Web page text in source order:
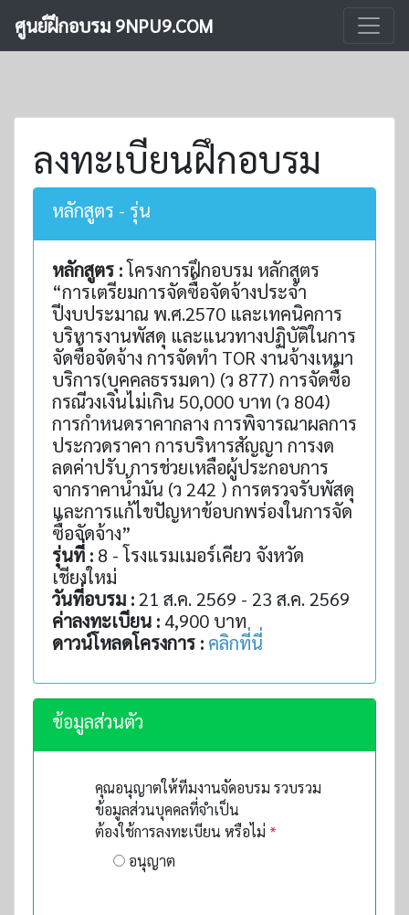
ศูนย์ฝึกอบรม 9NPU9.COM
ลงทะเบียนฝึกอบรม
หลักสูตร - รุ่น
หลักสูตร :โครงการฝึกอบรม หลักสูตร
“การเตรียมการจัดซื้อจัดจ้างประจำ
ปีงบประมาณ พ.ศ.2570 และเทคนิคการ
บริหารงานพัสดุ และแนวทางปฏิบัติในการ
จัดซื้อจัดจ้าง การจัดทำ TOR งานจ้างเหมา
บริการ(บุคคลธรรมดา) (ว 877) การจัดซื้อ
กรณีวงเงินไม่เกิน 50,000 บาท (ว 804)
การกำหนดราคากลาง การพิจารณาผลการ
ประกวดราคา การบริหารสัญญา การงด
ลดค่าปรับ การช่วยเหลือผู้ประกอบการ
จากราคาน้ำมัน (ว 242 ) การตรวจรับพัสดุ
และการแก้ไขปัญหาข้อบกพร่องในการจัด
ซื้อจัดจ้าง”
รุ่นที่ : 8 - โรงแรมเมอร์เคียว จังหวัด
เชียงใหม่
วันที่อบรม : 21 ส.ค. 2569 - 23 ส.ค. 2569
ค่าลงทะเบียน : 4,900 บาท
ดาวน์โหลดโครงการ : คลิกที่นี่
ข้อมูลส่วนตัว
คุณอนุญาตให้ทีมงานจัดอบรม รวบรวม
ข้อมูลส่วนบุคคลที่จำเป็น
ต้องใช้การลงทะเบียน หรือไม่ *
อนุญาต